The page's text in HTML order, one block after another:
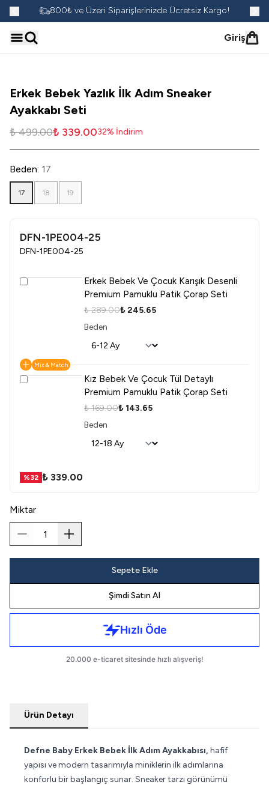
800₺ ve Üzeri Siparişlerinizde Ücretsiz Kargo!
Giriş
Erkek Bebek Yazlık İlk Adım Sneaker
Ayakkabı Seti
₺ 499.00₺ 339.0032% İndirim
Beden: 17
17 18 19
DFN-1PE004-25
DFN-1PE004-25
Erkek Bebek Ve Çocuk Karışık Desenli
Premium Pamuklu Patik Çorap Seti
₺ 289.00₺ 245.65
Beden
Mix & Match
Kız Bebek Ve Çocuk Tül Detaylı
Premium Pamuklu Patik Çorap Seti
₺ 169.00₺ 143.65
Beden
%32 ₺ 339.00
Miktar
Sepete Ekle
Şimdi Satın Al
Ürün Detayı
Defne Baby Erkek Bebek İlk Adım Ayakkabısı, hafif
yapısı ve modern tasarımıyla miniklerin ilk adımlarına
konforlu bir başlangıç sunar. Sneaker tarzı görünümü